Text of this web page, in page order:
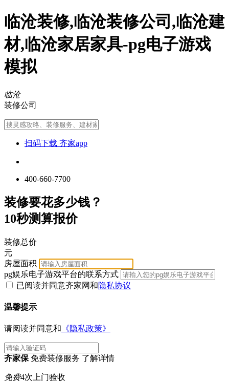
临沧装修,临沧装修公司,临沧建
材,临沧家居家具-pg电子游戏
模拟
临沧
装修公司
扫码下载 齐家app
400-660-7700
装修要花多少钱？
10秒测算报价
装修总价
元
房屋面积
pg娱乐电子游戏平台的联系方式
已阅读并同意齐家网和隐私协议
温馨提示
请阅读并同意和 《隐私政策》
齐家保 免费装修服务 了解详情
免费4次上门验收